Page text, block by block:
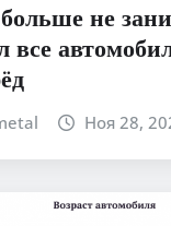
не
все
Ноя 28,